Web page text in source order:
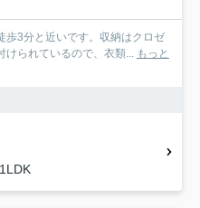
歩3分と近いです。収納はクロゼ
けられているので、衣類... もっと